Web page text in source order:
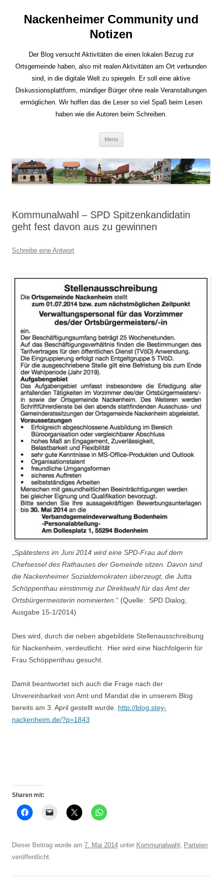
Nackenheimer Community und
Notizen
Der Blog versucht Aktivitäten die einen lokalen Bezug zur
Ortsgemeinde haben, also mit realen Aktivitäten am Ort verbunden
sind, in die digitale Welt zu spiegeln. Er soll eine aktive
Diskussionsplattform, mündiger Bürger ohne reale Veranstaltungen
ermöglichen. Wir hoffen das die Leser so viel Spaß beim Lesen
haben wie die Autoren beim Schreiben.
Menü
Kommunalwahl – SPD Spitzenkandidatin
geht fest davon aus zu gewinnen
Schreibe eine Antwort
„Spätestens im Juni 2014 wird eine SPD-Frau auf dem
Chefsessel des Rathauses der Gemeinde sitzen. Davon sind
die Nackenheimer Sozialdemokraten überzeugt, die Jutta
Schöppenthau einstimmig zur Direktwahl für das Amt der
Ortsbürgermeisterin nominierten.“ (Quelle: SPD Dialog,
Ausgabe 15-1/2014)
Dies wird, durch die neben abgebildete Stellenausschreibung
für Nackenheim, verdeutlicht. Hier wird eine Nachfolgerin für
Frau Schöppenthau gesucht.
Damit beantwortet sich auch die Frage nach der
Unvereinbarkeit von Amt und Mandat die in unserem Blog
bereits am 3. April gestellt wurde. http://blog.stey-
nackenheim.de/?p=1843
Sharen mit:
Dieser Beitrag wurde am 7. Mai 2014 unter Kommunalwahl , Parteien
veröffentlicht.